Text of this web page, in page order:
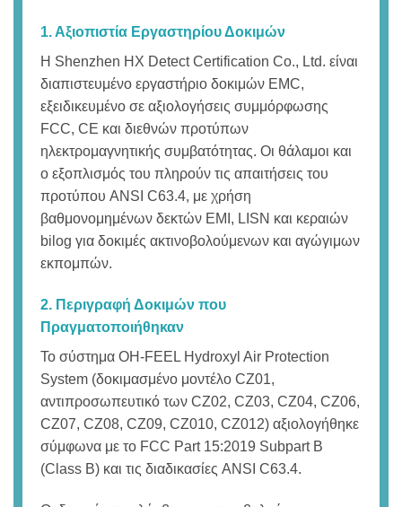
1. Αξιοπιστία Εργαστηρίου Δοκιμών
Η Shenzhen HX Detect Certification Co., Ltd. είναι
διαπιστευμένο εργαστήριο δοκιμών EMC,
εξειδικευμένο σε αξιολογήσεις συμμόρφωσης
FCC, CE και διεθνών προτύπων
ηλεκτρομαγνητικής συμβατότητας. Οι θάλαμοι και
ο εξοπλισμός του πληρούν τις απαιτήσεις του
προτύπου ANSI C63.4, με χρήση
βαθμονομημένων δεκτών EMI, LISN και κεραιών
bilog για δοκιμές ακτινοβολούμενων και αγώγιμων
εκπομπών.
2. Περιγραφή Δοκιμών που
Πραγματοποιήθηκαν
Το σύστημα OH-FEEL Hydroxyl Air Protection
System (δοκιμασμένο μοντέλο CZ01,
αντιπροσωπευτικό των CZ02, CZ03, CZ04, CZ06,
CZ07, CZ08, CZ09, CZ010, CZ012) αξιολογήθηκε
σύμφωνα με το FCC Part 15:2019 Subpart B
(Class B) και τις διαδικασίες ANSI C63.4.